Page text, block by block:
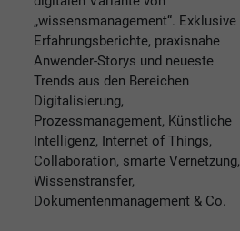
„wissensmanagement“. Exklusive
Erfahrungsberichte, praxisnahe
Anwender-Storys und neueste
Trends aus den Bereichen
Digitalisierung,
Prozessmanagement, Künstliche
Intelligenz, Internet of Things,
Collaboration, smarte Vernetzung,
Wissenstransfer,
Dokumentenmanagement & Co.